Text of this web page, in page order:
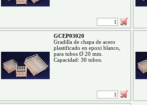
GCEP03020
Gradilla de chapa de acero
plastificado en epoxi blanco,
para tubos Ø 20 mm.
Capacidad: 30 tubos.